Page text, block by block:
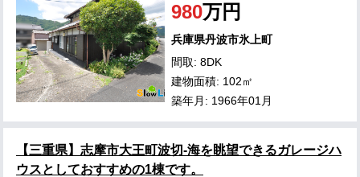
980万円
兵庫県丹波市氷上町
間取: 8DK
建物面積: 102㎡
築年月: 1966年01月
【三重県】志摩市大王町波切-海を眺望できるガレージハ
ウスとしておすすめの1棟です。